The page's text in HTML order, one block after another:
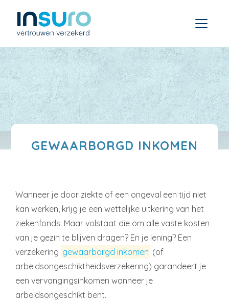
GEWAARBORGD INKOMEN
Wanneer je door ziekte of een ongeval een tijd niet
kan werken, krijg je een wettelijke uitkering van het
ziekenfonds. Maar volstaat die om alle vaste kosten
van je gezin te blijven dragen? En je lening? Een
verzekering gewaarborgd inkomen (of
arbeidsongeschiktheidsverzekering) garandeert je
een vervangingsinkomen wanneer je
arbeidsongeschikt bent.